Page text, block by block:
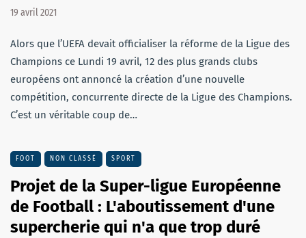
19 avril 2021
Alors que l’UEFA devait officialiser la réforme de la Ligue des
Champions ce Lundi 19 avril, 12 des plus grands clubs
européens ont annoncé la création d’une nouvelle
compétition, concurrente directe de la Ligue des Champions.
C’est un véritable coup de…
FOOT NON CLASSÉ SPORT
Projet de la Super-ligue Européenne
de Football : L'aboutissement d'une
supercherie qui n'a que trop duré